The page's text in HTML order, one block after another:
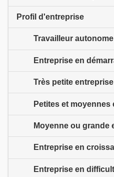
Profil d'entreprise
Travailleur autonome
Entreprise en
Très petite entreprise
Petites et moyennes
Moyenne ou grande
Entreprise en
Entreprise en